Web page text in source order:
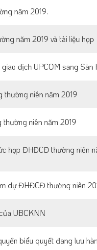
năm 2019.
năm 2019 và tài liệu họp
dịch UPCOM sang Sàn
thường niên năm 2019
niên năm 2019
họp ĐHĐCĐ thường niên
dự ĐHĐCĐ thường niên
UBCKNN
biểu quyết đang lưu